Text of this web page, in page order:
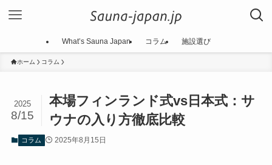
What’s Sauna Japan コラム 施設選び
ホーム コラム
本場フィンランド式vs日本式：サ
ウナの入り方徹底比較
2025
8/15
コラム 2025年8月15日